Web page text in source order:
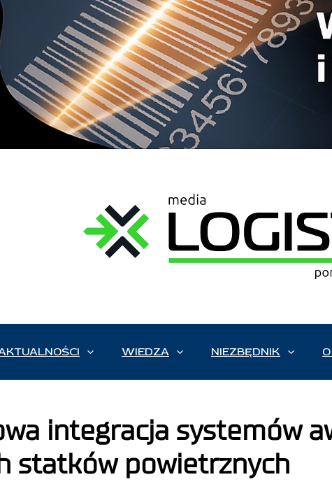
WIEDZA NIEZBĘDNIK
integracja systemów
statków powietrznych